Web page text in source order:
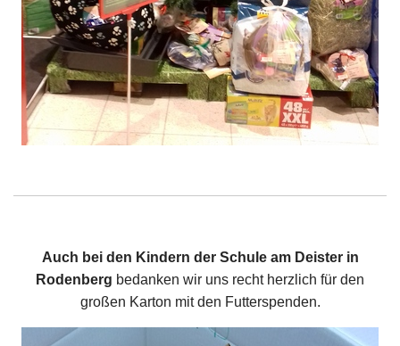
Auch bei den Kindern der Schule am Deister in
Rodenberg bedanken wir uns recht herzlich für den
großen Karton mit den Futterspenden.